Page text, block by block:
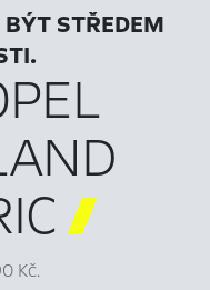
STŘEDEM

Kč.